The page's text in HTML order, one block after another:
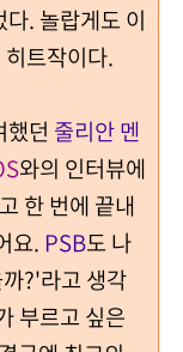
. 놀랍게도 이
트작이다.
했던 줄리안 멘
와의 인터뷰에
한 번에 끝내
요. PSB도 나
?'라고 생각
부르고 싶은